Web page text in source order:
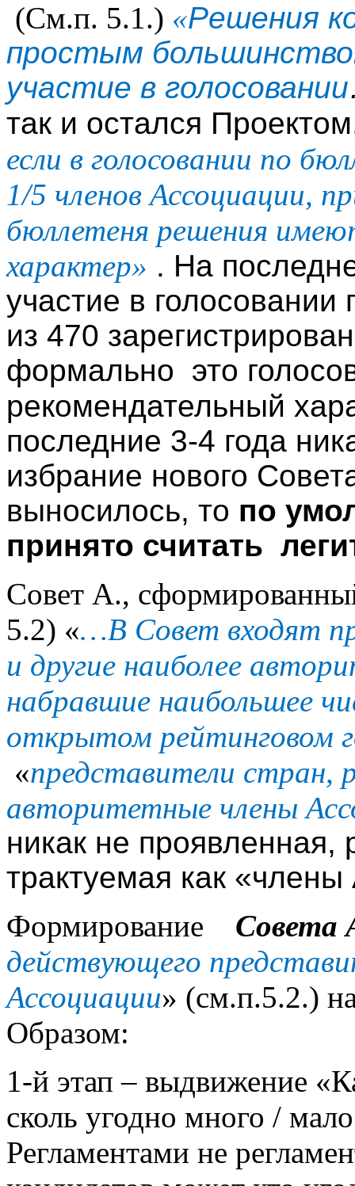
(См.п. 5.1.) «Решения
простым
участие в голосовании
так и остался
если в голосовании по
1/5 членов Ассоциации,
бюллетеня решения
характер» . На
участие в
из 470
формально это
рекомендательный
последние 3-4 года
избрание нового
выносилось, то по
принято считать
Совет А.,
5.2) «…В Совет входят
и другие наиболее
набравшие наибольшее
открытом рейтинговом
«представители стран,
авторитетные члены
никак не проявленная,
трактуемая как
Формирование Совета
действующего
Ассоциации» (см.п.5.2.)
Образом:
1-й этап – выдвижение
сколь угодно много /
Регламентами не